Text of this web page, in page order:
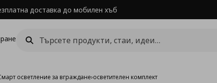
доставка до мобилен хъб
осветление за вграждане›осветителен комплект